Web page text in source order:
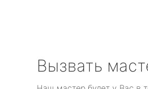
Вызвать